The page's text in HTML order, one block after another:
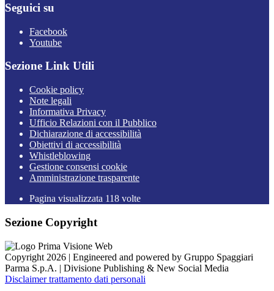
Seguici su
Facebook
Youtube
Sezione Link Utili
Cookie policy
Note legali
Informativa Privacy
Ufficio Relazioni con il Pubblico
Dichiarazione di accessibilità
Obiettivi di accessibilità
Whistleblowing
Gestione consensi cookie
Amministrazione trasparente
Pagina visualizzata 118 volte
Sezione Copyright
Copyright 2026 | Engineered and powered by Gruppo Spaggiari
Parma S.p.A. | Divisione Publishing & New Social Media
Disclaimer trattamento dati personali